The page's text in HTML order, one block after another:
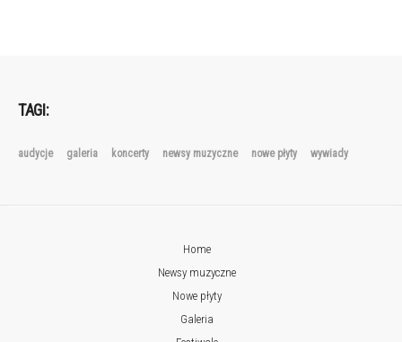
TAGI:
audycje galeria koncerty newsy muzyczne nowe płyty wywiady
Home
Newsy muzyczne
Nowe płyty
Galeria